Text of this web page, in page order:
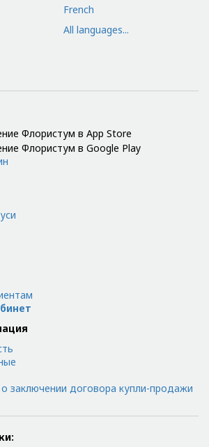
French
All languages...
заключении договора купли-продажи